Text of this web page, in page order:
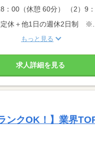
：00（休憩 60分） （2）9：
休＋他1日の週休2日制 ※...
もっと見る
求人詳細を見る
ンクOK！】業界